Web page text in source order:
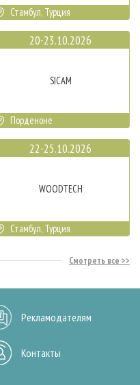
Стамбул, Турция
20-23.10.2026
SICAM
Порденоне
22-25.10.2026
WOODTECH
Стамбул, Турция
Смотреть все
Рекламодателям
Контакты